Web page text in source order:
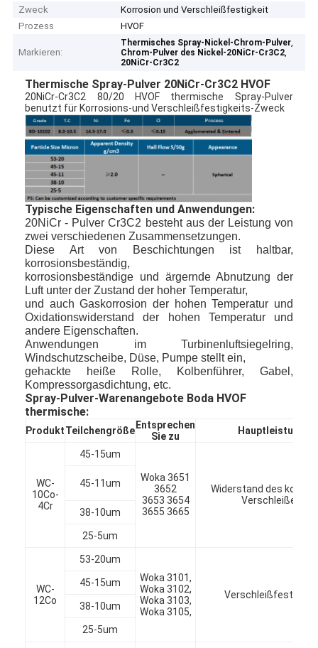
Zweck
Korrosion und Verschleißfestigkeit
Prozess
HVOF
Markieren:
Thermisches Spray-Nickel-Chrom-Pulver,
Chrom-Pulver des Nickel-20NiCr-Cr3C2,
20NiCr-Cr3C2
Thermische Spray-Pulver 20NiCr-Cr3C2 HVOF
20NiCr-Cr3C2 80/20 HVOF thermische Spray-Pulver
benutzt für Korrosions-und Verschleißfestigkeits-Zweck
Typische Eigenschaften und Anwendungen:
20NiCr - Pulver Cr3C2 besteht aus der Leistung von
zwei verschiedenen Zusammensetzungen.
Diese Art von Beschichtungen ist haltbar,
korrosionsbeständig,
korrosionsbeständige und ärgernde Abnutzung der
Luft unter der Zustand der hoher Temperatur,
und auch Gaskorrosion der hohen Temperatur und
Oxidationswiderstand der hohen Temperatur und
andere Eigenschaften.
Anwendungen im Turbinenluftsiegelring,
Windschutzscheibe, Düse, Pumpe stellt ein,
gehackte heiße Rolle, Kolbenführer, Gabel,
Kompressorgasdichtung, etc.
Spray-Pulver-Warenangebote Boda HVOF
thermische:
ProduktTeilchengrößeEntsprechen
Sie zu
Hauptleistung
WC-
10Co-
4Cr
45-15um
Woka 3651
3652
3653 3654
3655 3665
Widerstand des
Verschleißes
45-11um
38-10um
25-5um
WC-
12Co
53-20um
Woka 3101,
Woka 3102,
Woka 3103,
Woka 3105,
Verschleißfestigkeit
45-15um
38-10um
25-5um